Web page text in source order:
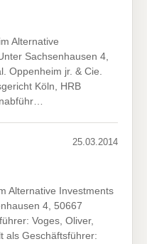
Alternative
Sachsenhausen 4,
Oppenheim jr. & Cie.
Köln, HRB
25.03.2014
Alternative Investments
4, 50667
Voges, Oliver,
als Geschäftsführer: